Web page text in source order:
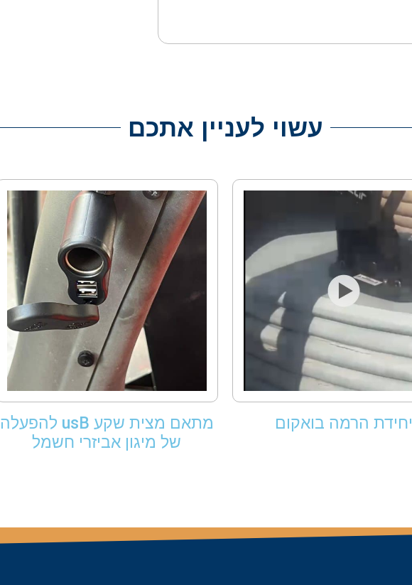
עשוי לעניין אתכם
יחידת הרמה בואקום
מתאם מצית שקע usB להפעלה
של מיגון אביזרי חשמל